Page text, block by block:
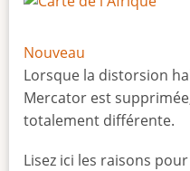
Nouveau
Lorsque la distorsion
Mercator est
totalement différente.
Lisez ici les raisons